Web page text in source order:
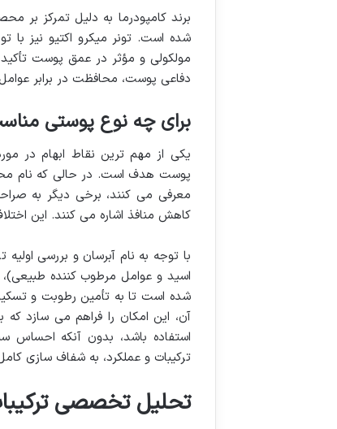
برند کامپودرما به دلیل تمرکز بر
شده است. تونر میکرو اکتیو نیز با
مولکولی و مؤثر در عمق پوست
دفاعی پوست، محافظت در برابر
برای چه نوع پوستی
یکی از مهم ترین نقاط ابهام در
پوست هدف است. در حالی که نام
معرفی می کنند، برخی دیگر به
کاهش منافذ اشاره می کنند. این
با توجه به نام آبرسان و بررسی
اسید و عوامل مرطوب کننده
شده است تا به تأمین رطوبت و
آن، این امکان را فراهم می سازد
استفاده باشد، بدون آنکه احساس
ترکیبات و عملکرد، به شفاف سازی
تحلیل تخصصی